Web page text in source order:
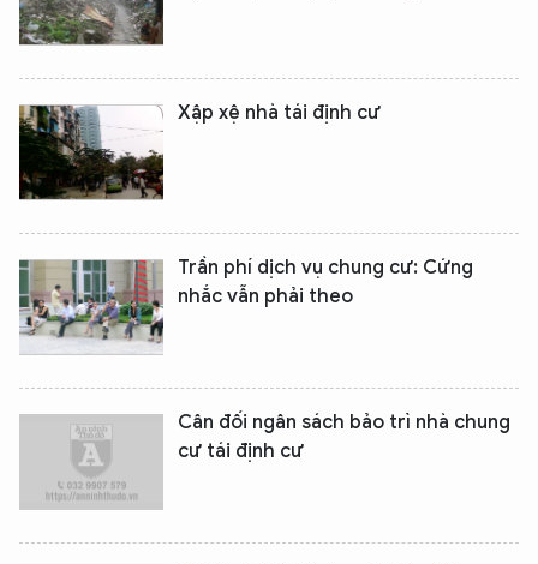
Xập xệ nhà tái định cư
Trần phí dịch vụ chung cư: Cứng
nhắc vẫn phải theo
Cân đối ngân sách bảo trì nhà chung
cư tái định cư